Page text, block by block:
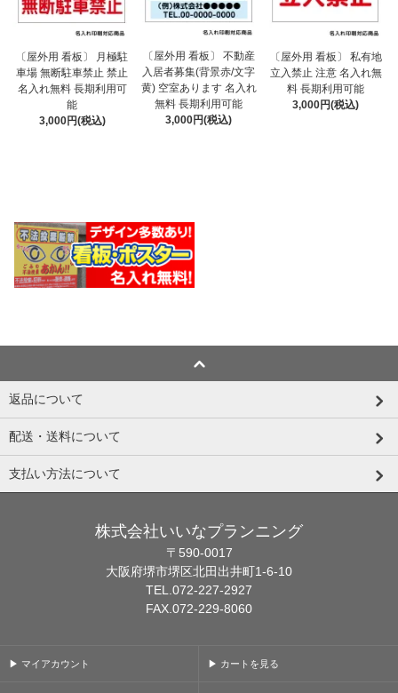
〔屋外用 看板〕 月極駐
車場 無断駐車禁止 禁止
名入れ無料 長期利用可
能
3,000円(税込)
〔屋外用 看板〕 不動産
入居者募集(背景赤/文字
黄) 空室あります 名入れ
無料 長期利用可能
3,000円(税込)
〔屋外用 看板〕 私有地
立入禁止 注意 名入れ無
料 長期利用可能
3,000円(税込)
返品について
配送・送料について
支払い方法について
株式会社いいなプランニング
〒590-0017
大阪府堺市堺区北田出井町1-6-10
TEL.072-227-2927
FAX.072-229-8060
▶ マイアカウント ▶ カートを見る